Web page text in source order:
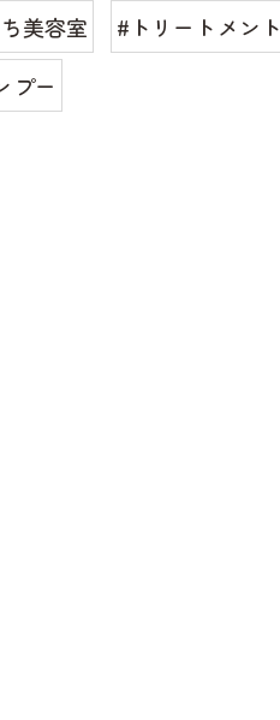
美容室 #トリートメント
プー